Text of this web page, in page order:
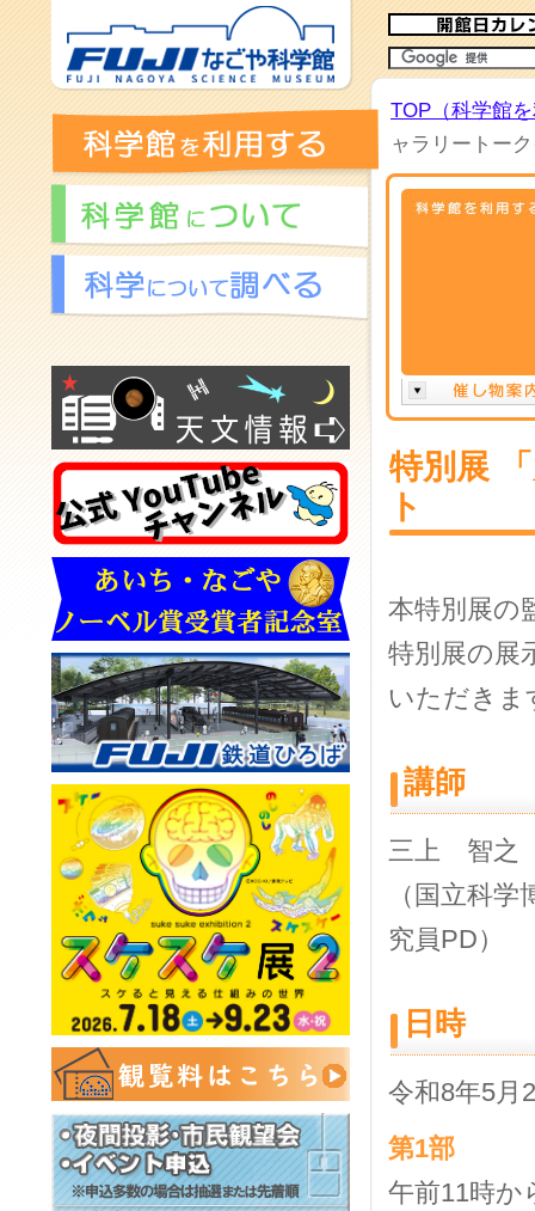
TOP（科学館
ャラリートー
特別展
ト
本特別展の
特別展の展
いただきま
講師
三上 智之
（国立科
究員PD）
日時
令和8年5月
第1部
午前11時か